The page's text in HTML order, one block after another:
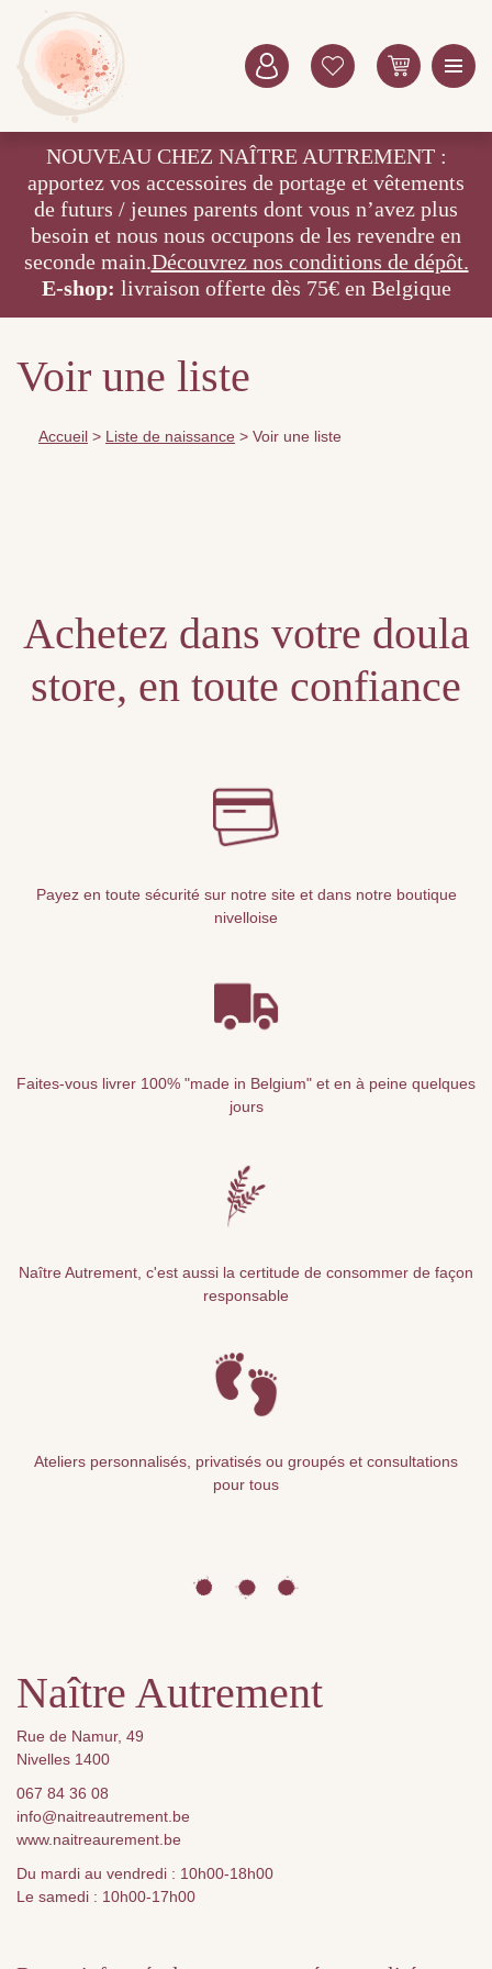
NOUVEAU CHEZ NAÎTRE AUTREMENT :
apportez vos accessoires de portage et vêtements
de futurs / jeunes parents dont vous n’avez plus
besoin et nous nous occupons de les revendre en
seconde main.Découvrez nos conditions de dépôt.
E-shop: livraison offerte dès 75€ en Belgique
Voir une liste
Accueil > Liste de naissance > Voir une liste
Achetez dans votre doula
store, en toute confiance
Payez en toute sécurité sur notre site et dans notre boutique
nivelloise
Faites-vous livrer 100% "made in Belgium" et en à peine quelques
jours
Naître Autrement, c'est aussi la certitude de consommer de façon
responsable
Ateliers personnalisés, privatisés ou groupés et consultations
pour tous
Naître Autrement
Rue de Namur, 49
Nivelles 1400
067 84 36 08
info@naitreautrement.be
www.naitreaurement.be
Du mardi au vendredi : 10h00-18h00
Le samedi : 10h00-17h00